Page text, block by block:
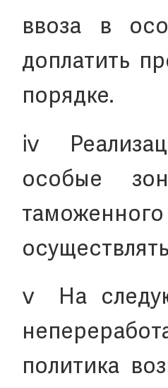
ввоза в
доплатить
порядке.
ⅳ
особые
ⅴ На
политика